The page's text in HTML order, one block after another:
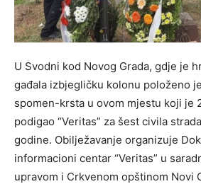
U Svodni kod Novog Grada, gdje je
gađala izbjegličku kolonu položeno
spomen-krsta u ovom mjestu koji je
podigao “Veritas” za šest civila
godine. Obilježavanje organizuje
informacioni centar “Veritas” u
upravom i Crkvenom opštinom Novi